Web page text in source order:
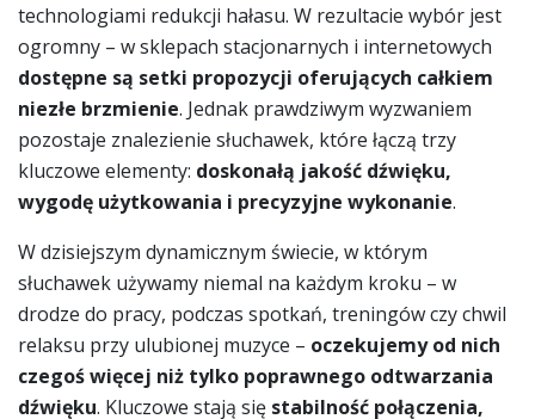
technologiami redukcji hałasu. W rezultacie wybór jest
ogromny – w sklepach stacjonarnych i internetowych
dostępne są setki propozycji oferujących całkiem
niezłe brzmienie. Jednak prawdziwym wyzwaniem
pozostaje znalezienie słuchawek, które łączą trzy
kluczowe elementy: doskonałą jakość dźwięku,
wygodę użytkowania i precyzyjne wykonanie.
W dzisiejszym dynamicznym świecie, w którym
słuchawek używamy niemal na każdym kroku – w
drodze do pracy, podczas spotkań, treningów czy chwil
relaksu przy ulubionej muzyce – oczekujemy od nich
czegoś więcej niż tylko poprawnego odtwarzania
dźwięku. Kluczowe stają się stabilność połączenia,